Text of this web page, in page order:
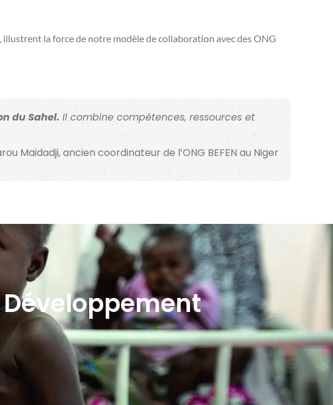
illustrent la force de notre modèle de collaboration avec des ONG
du Sahel. Il combine compétences, ressources et
Maidadji, ancien coordinateur de l’ONG BEFEN au Niger